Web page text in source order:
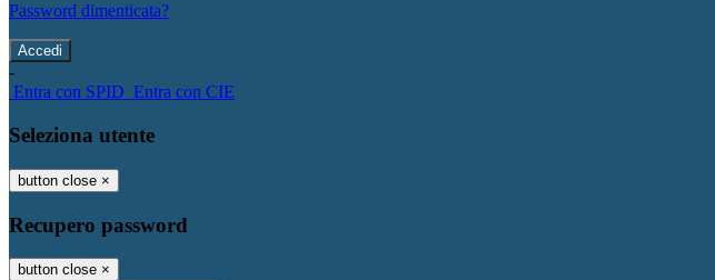
Password dimenticata?
-
Entra con SPID Entra con CIE
Seleziona utente
button close ×
Recupero password
button close ×